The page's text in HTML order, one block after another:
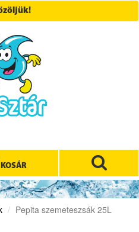
KOSÁR
Pepita szemeteszsák 25L